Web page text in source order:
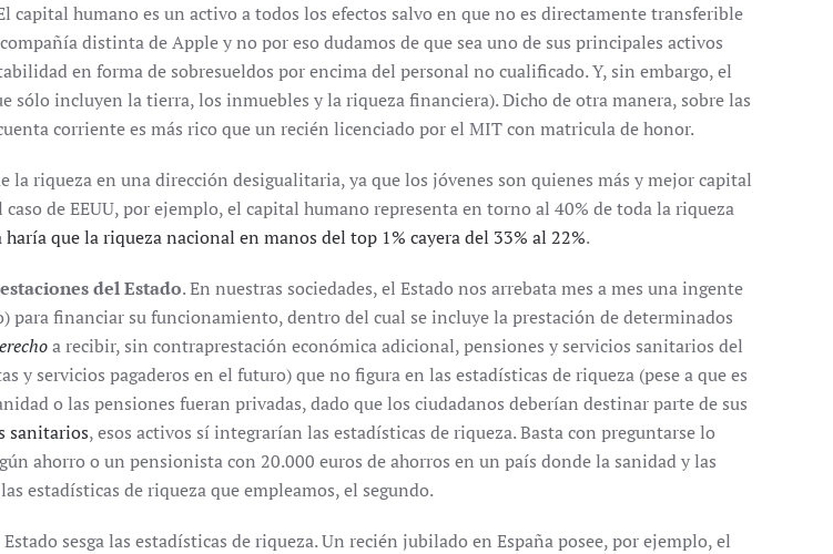
capital humano es un activo a todos los efectos salvo en que no es directamente transferible
distinta de Apple y no por eso dudamos de que sea uno de sus principales activos
en forma de sobresueldos por encima del personal no cualificado. Y, sin embargo, el
incluyen la tierra, los inmuebles y la riqueza financiera). Dicho de otra manera, sobre las
corriente es más rico que un recién licenciado por el MIT con matricula de honor.
riqueza en una dirección desigualitaria, ya que los jóvenes son quienes más y mejor capital
de EEUU, por ejemplo, el capital humano representa en torno al 40% de toda la riqueza
que la riqueza nacional en manos del top 1% cayera del 33% al 22%.
del Estado. En nuestras sociedades, el Estado nos arrebata mes a mes una ingente
financiar su funcionamiento, dentro del cual se incluye la prestación de determinados
a recibir, sin contraprestación económica adicional, pensiones y servicios sanitarios del
y servicios pagaderos en el futuro) que no figura en las estadísticas de riqueza (pese a que es
o las pensiones fueran privadas, dado que los ciudadanos deberían destinar parte de sus
sanitarios, esos activos sí integrarían las estadísticas de riqueza. Basta con preguntarse lo
ahorro o un pensionista con 20.000 euros de ahorros en un país donde la sanidad y las
estadísticas de riqueza que empleamos, el segundo.
sesga las estadísticas de riqueza. Un recién jubilado en España posee, por ejemplo, el